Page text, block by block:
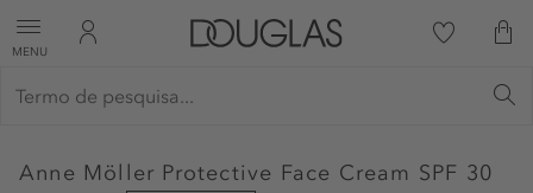
MENU
Anne Möller Protective Face Cream SPF 30